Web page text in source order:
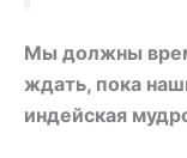
Мы должны
ждать, пока
индейская